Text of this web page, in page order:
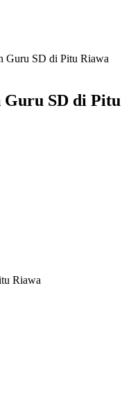
Guru SD di Pitu Riawa
SD di Pitu
Riawa